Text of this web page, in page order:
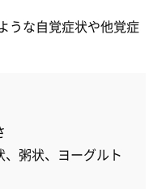
うな自覚症状や他覚症
粥状、ヨーグルト